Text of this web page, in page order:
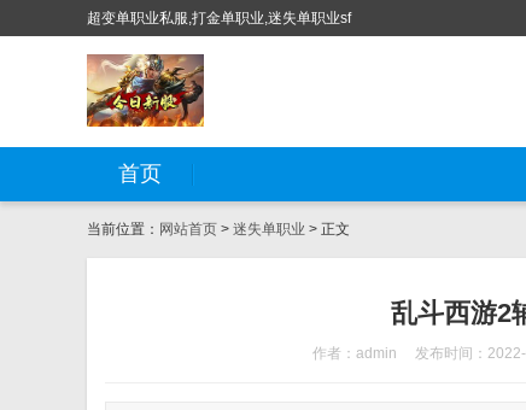
超变单职业私服,打金单职业,迷失单职业sf
首页
当前位置： 网站首页 > 迷失单职业 > 正文
乱斗西游2
作者：admin 发布时间：